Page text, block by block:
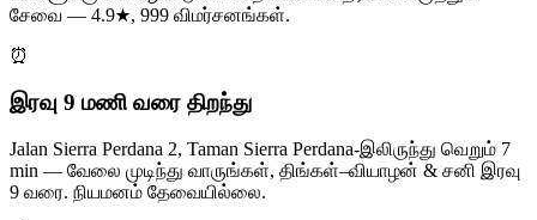
சேவை — 4.9★, 999 விமர்சனங்கள்.
⏰
இரவு 9 மணி வரை திறந்து
Jalan Sierra Perdana 2, Taman Sierra Perdana-இலிருந்து வெறும் 7
min — வேலை முடிந்து வாருங்கள், திங்கள்–வியாழன் & சனி இரவு
9 வரை. நியமனம் தேவையில்லை.